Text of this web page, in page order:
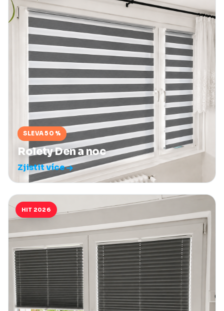
SLEVA 50 %
Rolety Den a noc
Zjistit více
HIT 2026